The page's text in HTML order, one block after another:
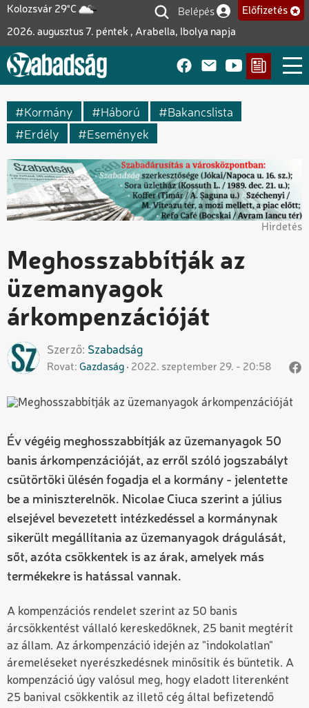
Ugrás
tartalomra
Kolozsvár 29°C
2026. augusztus 7. péntek , Arabella, Ibolya napja
Felhasználói fiók
Belépés Előfizetés
Kormány Háború
Bakancslista
Erdély
Események
Hirdetés
Meghosszabbítják az
üzemanyagok
árkompenzációját
Szerző Szabadság
Rovat Gazdaság 2022. szeptember 29. - 20:58
Év végéig meghosszabbítják az üzemanyagok 50
banis árkompenzációját, az erről szóló jogszabályt
csütörtöki ülésén fogadja el a kormány - jelentette
be a miniszterelnök. Nicolae Ciuca szerint a július
elsejével bevezetett intézkedéssel a kormánynak
sikerült megállítania az üzemanyagok drágulását,
sőt, azóta csökkentek is az árak, amelyek más
termékekre is hatással vannak.
A kompenzációs rendelet szerint az 50 banis
árcsökkentést vállaló kereskedőknek, 25 banit megtérít
az állam. Az árkompenzáció idején az "indokolatlan"
áremeléseket nyerészkedésnek minősítik és büntetik. A
kompenzáció úgy valósul meg, hogy eladott literenként
25 banival csökkentik az illető cég által befizetendő